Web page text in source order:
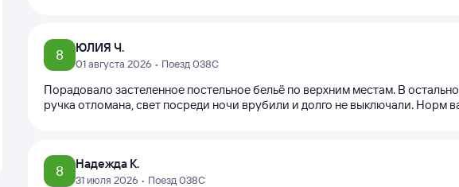
8 ЮЛИЯ Ч.
01 августа 2026 • Поезд 038С
Порадовало застеленное постельное бельё по верхним местам. В
ручка отломана, свет посреди ночи врубили и долго не выключали. Норм
8 Надежда К.
31 июля 2026 • Поезд 038С